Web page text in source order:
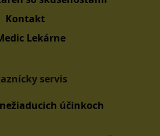
Kontakt
Lekárne
servis
účinkoch